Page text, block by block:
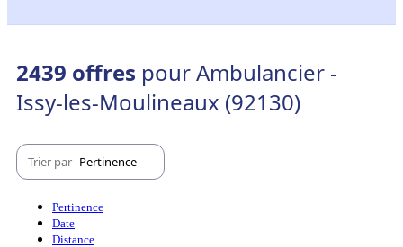
2439 offres pour Ambulancier -
Issy-les-Moulineaux (92130)
Trier par Pertinence
Pertinence
Date
Distance